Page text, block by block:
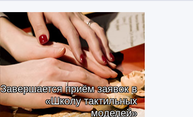
Завершается приём заявок в
«Школу тактильных
моделей»